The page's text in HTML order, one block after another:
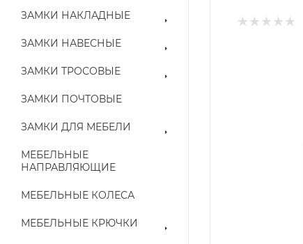
ЗАМКИ НАКЛАДНЫЕ
ЗАМКИ НАВЕСНЫЕ
ЗАМКИ ТРОСОВЫЕ
ЗАМКИ ПОЧТОВЫЕ
ЗАМКИ ДЛЯ МЕБЕЛИ
МЕБЕЛЬНЫЕ
НАПРАВЛЯЮЩИЕ
МЕБЕЛЬНЫЕ КОЛЕСА
МЕБЕЛЬНЫЕ КРЮЧКИ